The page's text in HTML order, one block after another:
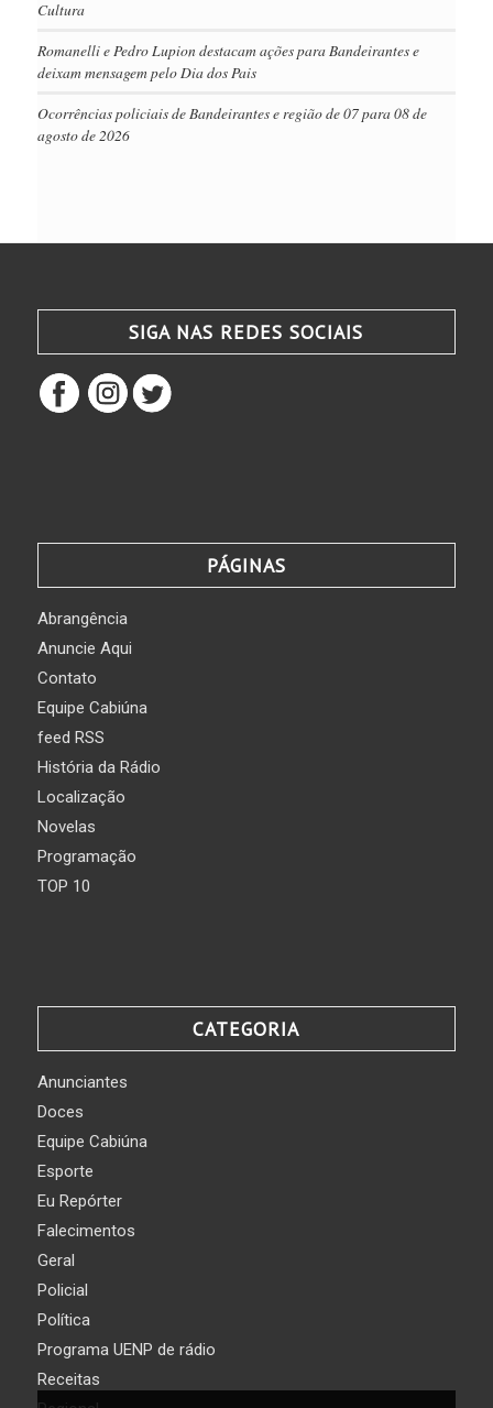
Cultura
Romanelli e Pedro Lupion destacam ações para Bandeirantes e
deixam mensagem pelo Dia dos Pais
Ocorrências policiais de Bandeirantes e região de 07 para 08 de
agosto de 2026
SIGA NAS REDES SOCIAIS
PÁGINAS
Abrangência
Anuncie Aqui
Contato
Equipe Cabiúna
feed RSS
História da Rádio
Localização
Novelas
Programação
TOP 10
CATEGORIA
Anunciantes
Doces
Equipe Cabiúna
Esporte
Eu Repórter
Falecimentos
Geral
Policial
Política
Programa UENP de rádio
Receitas